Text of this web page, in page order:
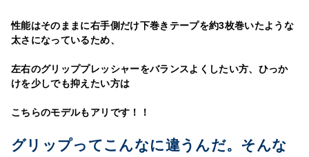
性能はそのままに右手側だけ下巻きテープを約3枚巻いたような
太さになっているため、
左右のグリッププレッシャーをバランスよくしたい方、ひっか
けを少しでも抑えたい方は
こちらのモデルもアリです！！
グリップってこんなに違うんだ。 そんな